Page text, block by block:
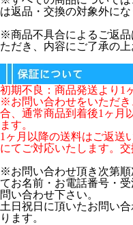
は返品・交換の対象外にな
※商品不具合によるご返
ただき、内容にご了承の上
初期不良：商品発送より1
※お問い合わせをいただ
合、通常商品到着後1ヶ月
ます。
1ヶ月以降の送料はご返送
にてご対応いたします。
※お問い合わせ頂き次第
てお名前・お電話番号・
問い合わせ下さい。
土日祝日に頂いたお問い
ります。